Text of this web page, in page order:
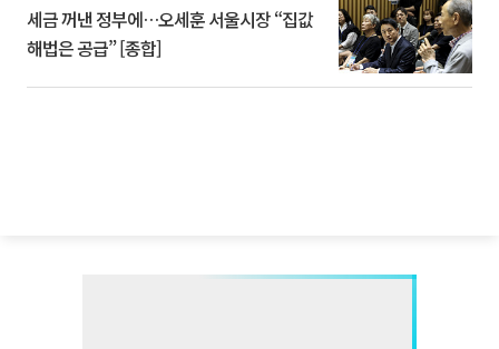
세금 꺼낸 정부에…오세훈 서울시장 “집값
해법은 공급” [종합]